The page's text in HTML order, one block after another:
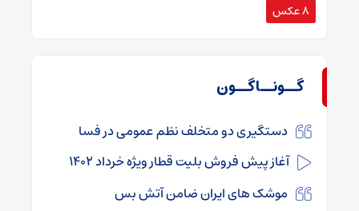
8 عکس
گــونــاگــون
دستگیری دو متخلف نظم عمومی در فسا
آغاز پیش فروش بلیت قطار ویژه خرداد ۱۴۰۲
موشک های ایران ضامن آتش بس